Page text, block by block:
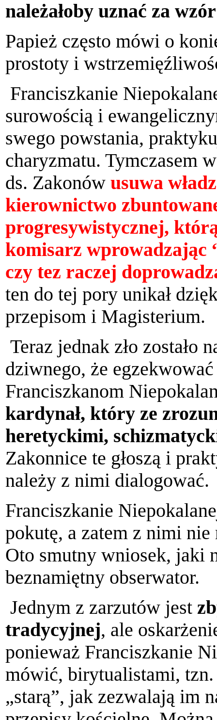
należałoby uznać za
Papież często mówi o
prostoty i
Franciszkanie
surowością i
swego powstania,
charyzmatu. Tymczasem
ds. Zakonów usuwa
kierownictwo
progresywistycznej,
komisarz wprowadzając
czy tez raczej
ten do tej pory unikał
przepisom i Magisterium.
Teraz jednak zło zostało
dziwnego, że
Franciszkanom
kardynał, który ze
heretyckimi,
Zakonnice te głoszą i
należy z nimi dialogować.
Franciszkanie
pokutę, a zatem z nimi
Oto smutny wniosek, jaki
beznamiętny obserwator.
Jednym z zarzutów jest
tradycyjnej, ale
ponieważ Franciszkanie
mówić, birytualistami,
„starą”, jak zezwalają im